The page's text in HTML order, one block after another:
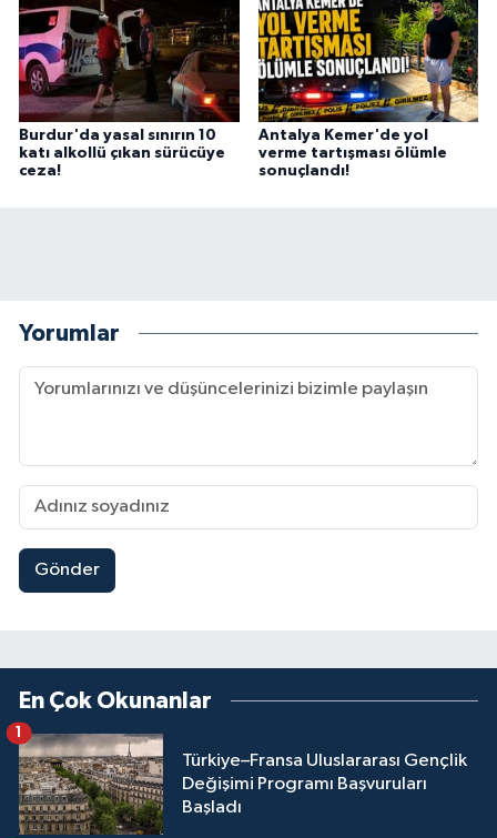
Burdur'da yasal sınırın 10
katı alkollü çıkan sürücüye
ceza!
Antalya Kemer'de yol
verme tartışması ölümle
sonuçlandı!
Yorumlar
Gönder
En Çok Okunanlar
Türkiye–Fransa Uluslararası Gençlik
Değişimi Programı Başvuruları
Başladı
1